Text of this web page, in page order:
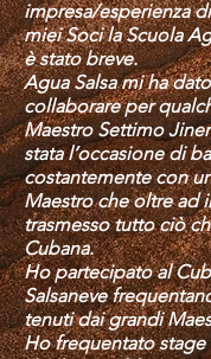
impresa/esperienza
miei Soci la Scuola
è stato breve.
Agua Salsa mi ha
collaborare per
Maestro Settimo
stata l’occasione di
costantemente con
Maestro che oltre ad
trasmesso tutto ciò
Cubana.
Ho partecipato al
Salsaneve
tenuti dai grandi
Ho frequentato stage